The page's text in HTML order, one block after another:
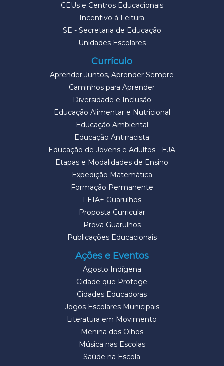
CEUs e Centros Educacionais
Incentivo à Leitura
SE - Secretaria de Educação
Unidades Escolares
Currículo
Aprender Juntos, Aprender Sempre
Caminhos para Aprender
Diversidade e Inclusão
Educação Alimentar e Nutricional
Educação Ambiental
Educação Antirracista
Educação de Jovens e Adultos - EJA
Etapas e Modalidades de Ensino
Expedição Matemática
Formação Permanente
LEIA+ Guarulhos
Proposta Curricular
Prova Guarulhos
Publicações Educacionais
Ações e Eventos
Agosto Indígena
Cidade que Protege
Cidades Educadoras
Jogos Escolares Municipais
Literatura em Movimento
Menina dos Olhos
Música nas Escolas
Saúde na Escola